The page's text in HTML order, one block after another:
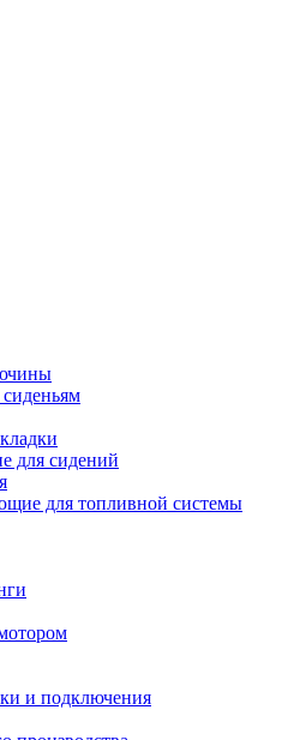
для сидений
для топливной системы
и подключения